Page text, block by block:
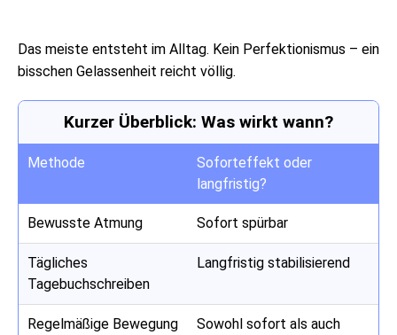
Das meiste entsteht im Alltag. Kein Perfektionismus – ein
bisschen Gelassenheit reicht völlig.
Kurzer Überblick: Was wirkt wann?
Methode
Soforteffekt oder
langfristig?
Bewusste Atmung Sofort spürbar
Tägliches
Tagebuchschreiben
Langfristig stabilisierend
Regelmäßige Bewegung
Sowohl sofort als auch